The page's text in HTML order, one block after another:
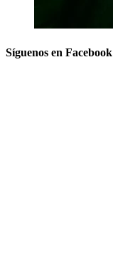
Síguenos en Facebook